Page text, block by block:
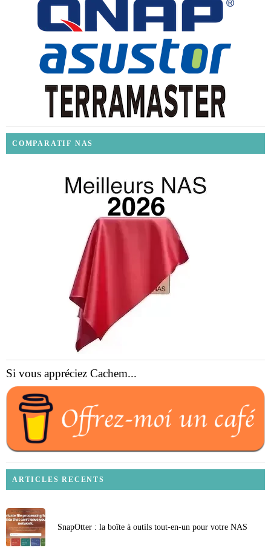
COMPARATIF NAS
Si vous appréciez Cachem...
ARTICLES RECENTS
SnapOtter : la boîte à outils tout-en-un pour votre NAS